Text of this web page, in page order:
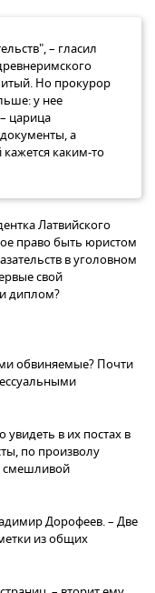
– гласил
Но прокурор
у нее
царица
а
каким-то
Латвийского
право быть юристом
в уголовном
свой
диплом?
обвиняемые? Почти
в их постах в
по произволу
смешливой
Дорофеев. – Две
из общих